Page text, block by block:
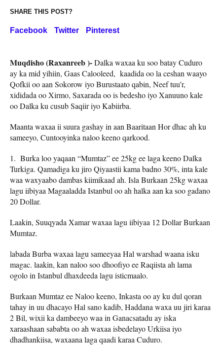
SHARE THIS POST?
Facebook Twitter Pinterest
Muqdisho (Raxanreeb )-Dalka waxaa ku soo batay Cuduro
ay ka mid yihiin, Gaas Calooleed, kaadida oo la ceshan waayo
Qofkii oo aan Sokorow iyo Burustaato qabin, Neef tuu’r,
xididada oo Xirmo, Saxarada oo is bedesho iyo Xanuuno kale
oo Dalka ku cusub Saqiir iyo Kabiirba.
Maanta waxaa ii suura gashay in aan Baaritaan Hor dhac ah ku
sameeyo, Cuntooyinka naloo keeno qarkood.
1. Burka loo yaqaan “Mumtaz” ee 25kg ee laga keeno Dalka
Turkiga. Qamadiga ku jiro Qiyaastii kama badno 30%, inta kale
waa waxyaabo dambas kiimikaad ah. Isla Burkaan 25kg waxaa
lagu iibiyaa Magaaladda Istanbul oo ah halka aan ka soo gadano
20 Dollar.
Laakin, Suuqyada Xamar waxaa lagu iibiyaa 12 Dollar Burkaan
Mumtaz.
labada Burba waxaa lagu sameeyaa Hal warshad waana isku
magac. laakin, kan naloo soo dhoofiyo ee Raqiista ah lama
ogolo in Istanbul dhaxdeeda lagu isticmaalo.
Burkaan Mumtaz ee Naloo keeno, Inkasta oo ay ku dul qoran
tahay in uu dhacayo Hal sano kadib, Haddana waxa uu jiri karaa
2 Bil, wixii ka dambeeyo waa in Ganacsatadu ay iska
xaraashaan sababta oo ah waxaa isbedelayo Urkiisa iyo
dhadhankiisa, waxaana laga qaadi karaa Cuduro.